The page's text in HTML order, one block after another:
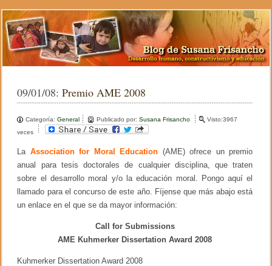
09/01/08:Premio AME 2008
Categoría:General Publicado por:Susana Frisancho
Visto:3967
veces
La Association for Moral Education (AME) ofrece un premio
anual para tesis doctorales de cualquier disciplina, que traten
sobre el desarrollo moral y/o la educación moral. Pongo aquí el
llamado para el concurso de este año. Fíjense que más abajo está
un enlace en el que se da mayor información:
Call for Submissions
AME Kuhmerker Dissertation Award 2008
Kuhmerker Dissertation Award 2008